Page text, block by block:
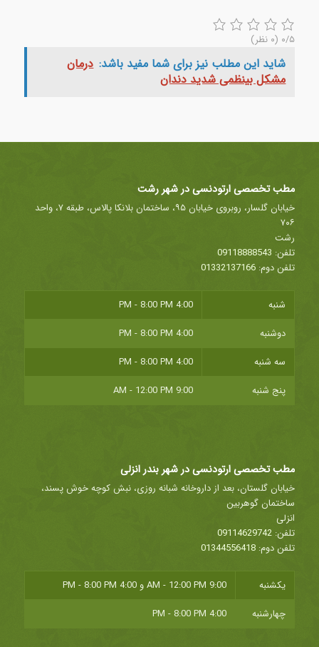
۰/۵ (۰ نظر)
شاید این مطلب نیز برای شما مفید باشد: درمان
مشکل بینظمی شدید دندان
مطب تخصصی ارتودنسی در شهر رشت
خیابان گلسار، روبروی خیابان ۹۵، ساختمان بلانکا پالاس، طبقه ۷، واحد
۷۰۶
رشت
تلفن: 09118888543
تلفن دوم: 01332137166
شنبه
4:00 PM - 8:00 PM
دوشنبه
4:00 PM - 8:00 PM
سه شنبه
4:00 PM - 8:00 PM
پنج شنبه
9:00 AM - 12:00 PM
مطب تخصصی ارتودنسی در شهر بندر انزلی
خیابان گلستان، بعد از داروخانه شبانه روزی، نبش کوچه خوش پسند،
ساختمان گوهربین
انزلی
تلفن: 09114629742
تلفن دوم: 01344556418
یکشنبه 9:00 AM - 12:00 PM و 4:00 PM - 8:00 PM
چهارشنبه
4:00 PM - 8:00 PM